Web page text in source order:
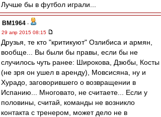
Лучше бы в футбол играли...
BM1964 -
29 апр 2015 08:15
Друзья, те кто "критикуют" Озлибиса и армян,
вообще... Вы были бы правы, если бы не
случилось чуть ранее: Широкова, Дзюбы, Косты
(не зря он ушел в аренду), Мовсисяна, ну и
Хурадо, заговорившего о возвращении в
Испанию... Многовато, не считаете... Если у
половины, считай, команды не возникло
контакта с тренером, может дело не в